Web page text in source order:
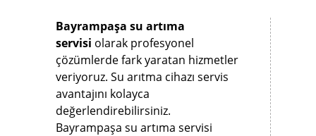
Bayrampaşa su artıma
servisi olarak profesyonel
çözümlerde fark yaratan hizmetler
veriyoruz. Su arıtma cihazı servis
avantajını kolayca
değerlendirebilirsiniz.
Bayrampaşa su artıma servisi